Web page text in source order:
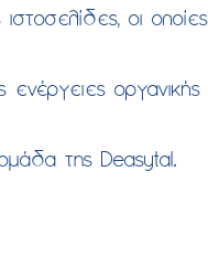
ιστοσελίδες, οι
της Deasytal.